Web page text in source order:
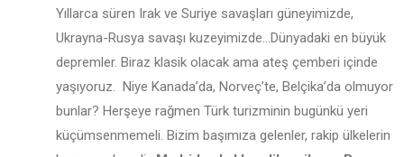
Yıllarca süren Irak ve Suriye savaşları güneyimizde,
Ukrayna-Rusya savaşı kuzeyimizde...Dünyadaki en büyük
depremler. Biraz klasik olacak ama ateş çemberi içinde
yaşıyoruz. Niye Kanada’da, Norveç’te, Belçika’da olmuyor
bunlar? Herşeye rağmen Türk turizminin bugünkü yeri
küçümsenmemeli. Bizim başımıza gelenler, rakip ülkelerin